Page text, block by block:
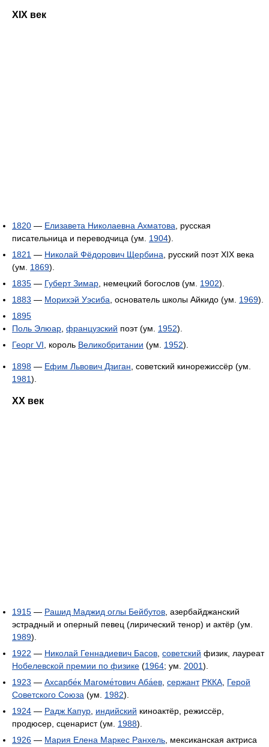
XIX век
1820 — Елизавета Николаевна Ахматова , русская
писательница и переводчица (ум. 1904).
1821 — Николай Фёдорович Щербина , русский поэт XIX века
(ум. 1869).
1835 — Губерт Зимар , немецкий богослов (ум. 1902).
1883 — Морихэй Уэсиба , основатель школы Айкидо (ум. 1969).
1895
Поль Элюар французский поэт (ум. 1952).
Георг VI , король Великобритании (ум. 1952).
1898 — Ефим Львович Дзиган , советский кинорежиссёр (ум.
1981).
XX век
1915 — Рашид Маджид оглы Бейбутов , азербайджанский
эстрадный и оперный певец (лирический тенор) и актёр (ум.
1989).
1922 — Николай Геннадиевич Басов советский физик, лауреат
Нобелевской премии по физике (1964; ум. 2001).
1923 — Ахсарбе́к Магоме́тович Аба́ев сержант РККА Герой
Советского Союза (ум. 1982).
1924 — Радж Капур индийский киноактёр, режиссёр,
продюсер, сценарист (ум. 1988).
1926 — Мария Елена Маркес Ранхель , мексиканская актриса